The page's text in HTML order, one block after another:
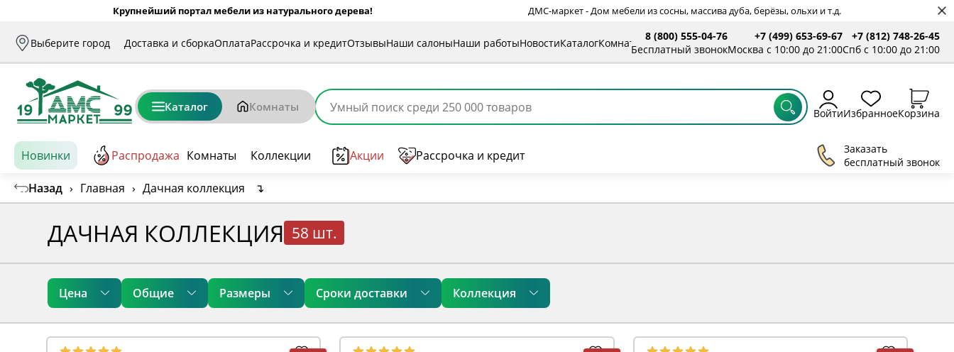
Крупнейший портал мебели из натурального дерева! ДМС-маркет - Дом мебели из сосны, массива дуба, берёзы, ольхи и т.д.
Выберите город Доставка и сборкаОплатаРассрочка и кредитОтзывыНаши салоныНаши работыНовостиКаталогКомнаты
8 (800) 555-04-76
Бесплатный звонок
+7 (499) 653-69-67
Москва с 10:00 до 21:00
+7 (812) 748-26-45
Спб с 10:00 до 21:00
Каталог Комнаты ВойтиИзбранноеКорзина
Новинки Распродажа Комнаты Коллекции Акции Рассрочка и кредит
Заказать
бесплатный звонок
Назад › Главная › Дачная коллекция ↴
ДАЧНАЯ КОЛЛЕКЦИЯ 58 шт.
Цена Общие Размеры Сроки доставки Коллекция